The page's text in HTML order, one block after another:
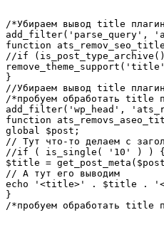
/*Убираем вывод title
add_filter('parse_query',
function
//if
}
//Убираем вывод title
/*пробуем обработать title
add_filter('wp_head',
function
global $post;
// Тут что-то делаем с
//if ( is_single( '10' ) ) { }
$title =
// А тут его выводим
echo '<title>' . $title . '</
}
/*пробуем обработать title